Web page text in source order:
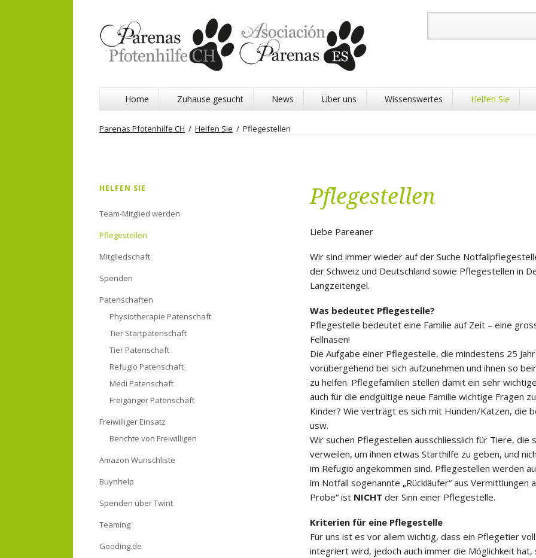
Navigation
überspringen
Home Zuhause gesucht News Über uns Wissenswertes Helfen Sie
Refugio
Parenas Pfotenhilfe CH Helfen Sie Pflegestellen
Pflegestellen
Liebe Pareaner
Wir sind immer wieder auf der Suche
der Schweiz und Deutschland sowie Pflegestellen in
Langzeitengel.
Was bedeutet Pflegestelle?
Pflegestelle bedeutet eine Familie auf Zeit – eine
Fellnasen!
Die Aufgabe einer Pflegestelle, die mindestens 25
vorübergehend bei sich aufzunehmen und ihnen so
zu helfen. Pflegefamilien stellen damit ein sehr
auch für die endgültige neue Familie wichtige Fragen
Kinder? Wie verträgt es sich mit Hunden/Katzen, die
usw.
Wir suchen Pflegestellen ausschliesslich für Tiere, die
verweilen, um ihnen etwas Starthilfe zu geben, und
im Refugio angekommen sind. Pflegestellen werden
im Notfall sogenannte „Rückläufer“ aus Vermittlungen
Probe“ ist NICHT der Sinn einer Pflegestelle.
Kriterien für eine Pflegestelle
Für uns ist es vor allem wichtig, dass ein Pflegetier
integriert wird, jedoch auch immer die Möglichkeit hat,
Navigation
HELFEN SIE
Team-Mitglied werden
Pflegestellen
Mitgliedschaft
Spenden
Patenschaften
Physiotherapie Patenschaft
Tier Startpatenschaft
Tier Patenschaft
Refugio Patenschaft
Medi Patenschaft
Freigänger Patenschaft
Freiwilliger Einsatz
Berichte von Freiwilligen
Amazon Wunschliste
Buynhelp
Spenden über Twint
Teaming
Gooding.de